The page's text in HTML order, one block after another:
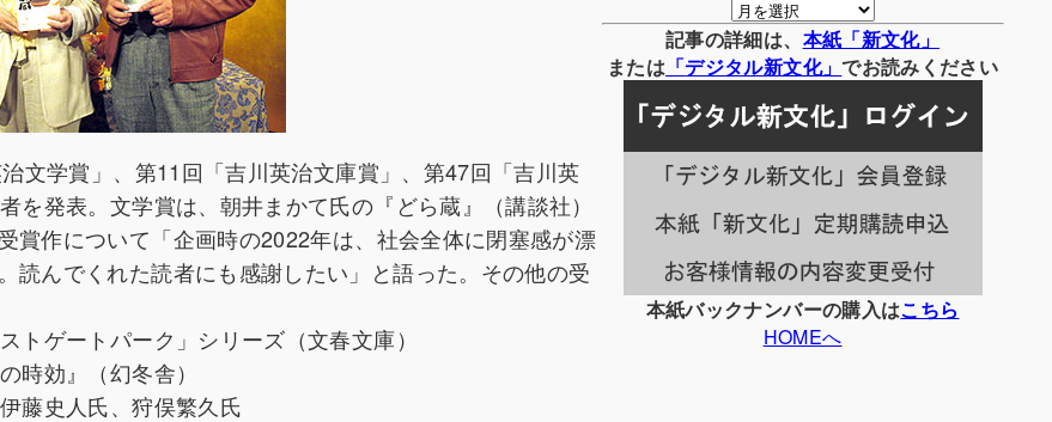
文学賞」、第11回「吉川英治文庫賞」、第47回「吉川英
発表。文学賞は、朝井まかて氏の『どら蔵』（講談社）
賞作について「企画時の2022年は、社会全体に閉塞感が漂
読んでくれた読者にも感謝したい」と語った。その他の受
トゲートパーク」シリーズ（文春文庫）
時効』（幻冬舎）
藤史人氏、狩俣繁久氏
月
別
の
事
一
覧
記事の詳細は、 本紙「新文化」
または 「デジタル新文化」でお読みください
本紙バックナンバーの購入はこちら
HOMEへ